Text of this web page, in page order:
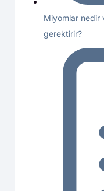
Miyomlar nedir
gerektirir?